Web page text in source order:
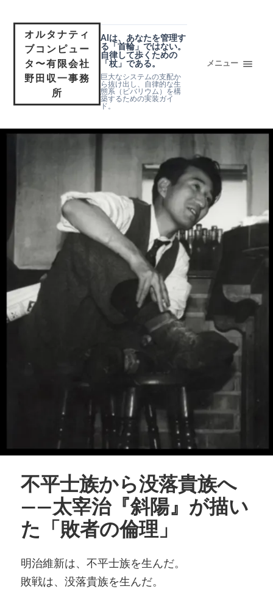
オルタナティ
ブコンピュー
タ〜有限会社
野田収一事務
所
AIは、あなたを管理す
る「首輪」ではない。
自律して歩くための
「杖」である。
巨大なシステムの支配か
ら抜け出し、自律的な生
態系（ビバリウム）を構
築するための実装ガイ
ド。
メニュー
不平士族から没落貴族へ
――太宰治『斜陽』が描い
た「敗者の倫理」
明治維新は、不平士族を生んだ。
敗戦は、没落貴族を生んだ。